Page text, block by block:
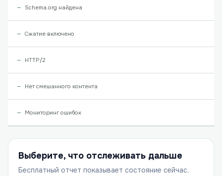
Schema.org найдена
Сжатие включено
HTTP/2
Нет смешанного контента
Мониторинг ошибок
Выберите, что отслеживать дальше
Бесплатный отчет показывает состояние сейчас.